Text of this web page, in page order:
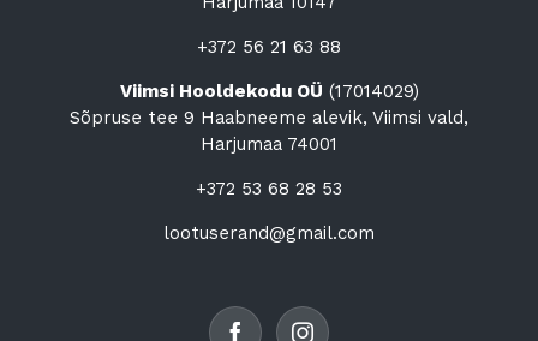
+372 56 21 63 88
Viimsi Hooldekodu OÜ (17014029)
Sõpruse tee 9 Haabneeme alevik, Viimsi vald,
Harjumaa 74001
+372 53 68 28 53
lootuserand@gmail.com